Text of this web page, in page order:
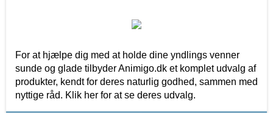
For at hjælpe dig med at holde dine yndlings venner
sunde og glade tilbyder Animigo.dk et komplet udvalg af
produkter, kendt for deres naturlig godhed, sammen med
nyttige råd. Klik her for at se deres udvalg.